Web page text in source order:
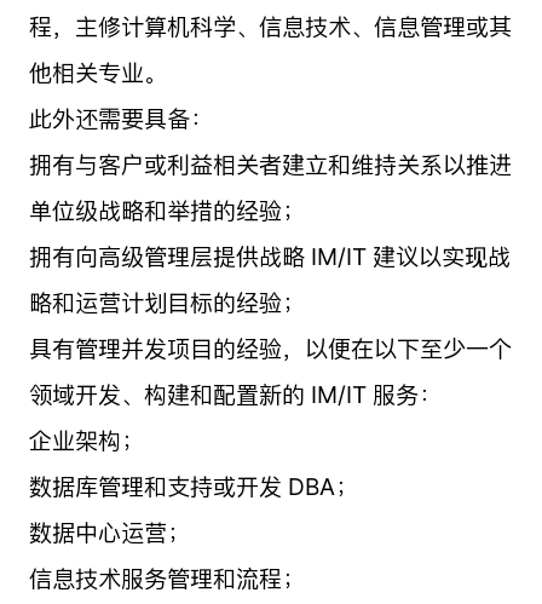
程，主修计算机科学、信息技术、信息管理或其
他相关专业。
此外还需要具备：
拥有与客户或利益相关者建立和维持关系以推进
单位级战略和举措的经验；
拥有向高级管理层提供战略 IM/IT 建议以实现战
略和运营计划目标的经验；
具有管理并发项目的经验，以便在以下至少一个
领域开发、构建和配置新的 IM/IT 服务：
企业架构；
数据库管理和支持或开发 DBA；
数据中心运营；
信息技术服务管理和流程；